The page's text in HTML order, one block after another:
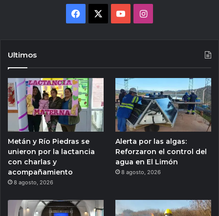
Facebook YouTubeInstagram
Ultimos
Metán y Río Piedras se
unieron por la lactancia
con charlas y
acompañamiento
8 agosto, 2026
Alerta por las algas:
Reforzaron el control del
agua en El Limón
8 agosto, 2026